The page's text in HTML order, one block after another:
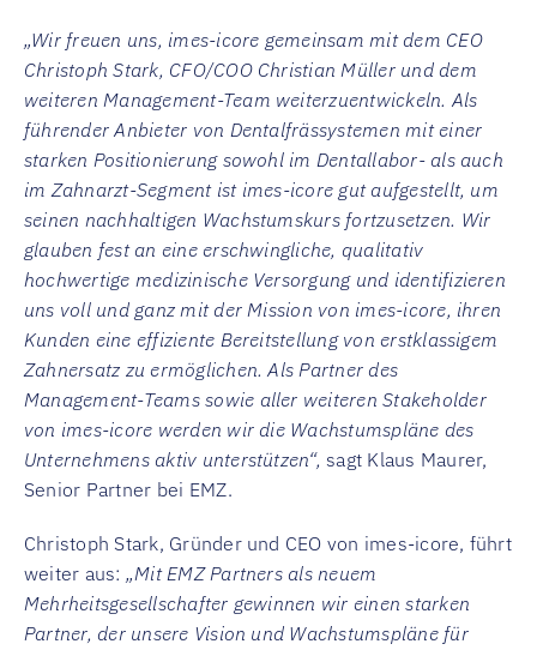
„Wir freuen uns, imes-icore gemeinsam mit dem CEO
Christoph Stark, CFO/COO Christian Müller und dem
weiteren Management-Team weiterzuentwickeln. Als
führender Anbieter von Dentalfrässystemen mit einer
starken Positionierung sowohl im Dentallabor- als auch
im Zahnarzt-Segment ist imes-icore gut aufgestellt, um
seinen nachhaltigen Wachstumskurs fortzusetzen. Wir
glauben fest an eine erschwingliche, qualitativ
hochwertige medizinische Versorgung und identifizieren
uns voll und ganz mit der Mission von imes-icore, ihren
Kunden eine effiziente Bereitstellung von erstklassigem
Zahnersatz zu ermöglichen. Als Partner des
Management-Teams sowie aller weiteren Stakeholder
von imes-icore werden wir die Wachstumspläne des
Unternehmens aktiv unterstützen“, sagt Klaus Maurer,
Senior Partner bei EMZ.
Christoph Stark, Gründer und CEO von imes-icore, führt
weiter aus: „Mit EMZ Partners als neuem
Mehrheitsgesellschafter gewinnen wir einen starken
Partner, der unsere Vision und Wachstumspläne für